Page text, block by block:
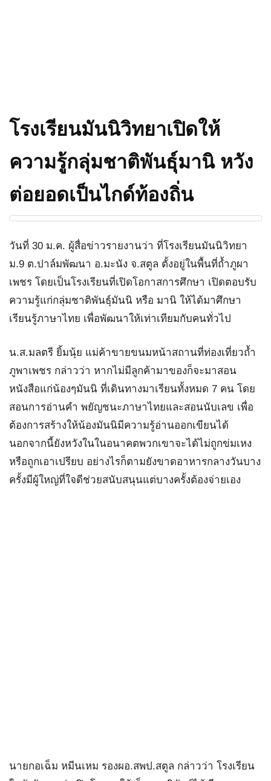
โรงเรียนมันนิวิทยาเปิดให้
ความรู้กลุ่มชาติพันธุ์มานิ หวัง
ต่อยอดเป็นไกด์ท้องถิ่น
วันที่ 30 ม.ค. ผู้สื่อข่าวรายงานว่า ที่โรงเรียนมันนิวิทยา
ม.9 ต.ปาล์มพัฒนา อ.มะนัง จ.สตูล ตั้งอยู่ในพื้นที่ถ้ำภูผา
เพชร โดยเป็นโรงเรียนที่เปิดโอกาสการศึกษา เปิดตอบรับ
ความรู้แก่กลุ่มชาติพันธุ์มันนิ หรือ มานิ ให้ได้มาศึกษา
เรียนรู้ภาษาไทย เพื่อพัฒนาให้เท่าเทียมกับคนทั่วไป
น.ส.มลตรี ยิ้มนุ้ย แม่ค้าขายขนมหน้าสถานที่ท่องเที่ยวถ้ำ
ภูพาเพชร กล่าวว่า หากไม่มีลูกค้ามาของก็จะมาสอน
หนังสือแก่น้องๆมันนิ ที่เดินทางมาเรียนทั้งหมด 7 คน โดย
สอนการอ่านคำ พยัญชนะภาษาไทยและสอนนับเลข เพื่อ
ต้องการสร้างให้น้องมันนิมีความรู้อ่านออกเขียนได้
นอกจากนี้ยังหวังในในอนาคตพวกเขาจะได้ไม่ถูกข่มเหง
หรือถูกเอาเปรียบ อย่างไรก็ตามยังขาดอาหารกลางวันบาง
ครั้งมีผู้ใหญ่ที่ใจดีช่วยสนับสนุนแต่บางครั้งต้องจ่ายเอง
นายกอเฉ็ม หมีนเหม รองผอ.สพป.สตูล กล่าวว่า โรงเรียน